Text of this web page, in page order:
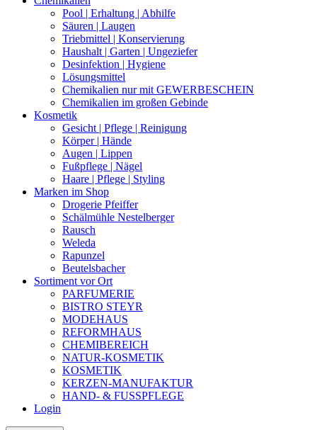
Pool | Erhaltung | Abhilfe
Säuren | Laugen
Triebmittel | Konservierung
Haushalt | Garten | Ungeziefer
Desinfektion | Hygiene
Lösungsmittel
Chemikalien nur mit GEWERBESCHEIN
Chemikalien im großen Gebinde
Kosmetik
Gesicht | Pflege | Reinigung
Körper | Hände
Augen | Lippen
Fußpflege | Nägel
Haare | Pflege | Styling
Marken im Shop
Drogerie Pfeiffer
Schälmühle Nestelberger
Rausch
Weleda
Rapunzel
Beutelsbacher
Sortiment vor Ort
PARFUMERIE
BISTRO STEYR
MODEHAUS
REFORMHAUS
CHEMIBEREICH
NATUR-KOSMETIK
KOSMETIK
KERZEN-MANUFAKTUR
HAND- & FUSSPFLEGE
Login